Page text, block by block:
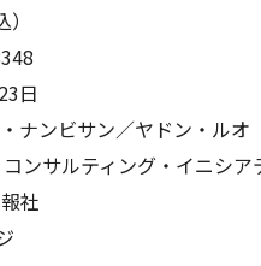
日
ナンビサン／ヤドン・ルオ
ンサルティング・イニシア
社